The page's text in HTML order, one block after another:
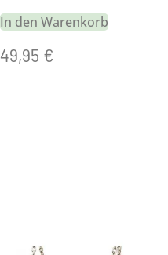
In den Warenkorb
49,95 €